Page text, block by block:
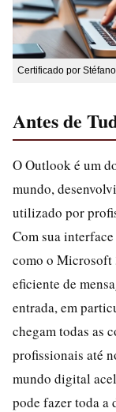
Certificado por
Antes de
O Outlook é um
mundo,
utilizado por
Com sua
como o Microsoft
eficiente de
entrada, em
chegam todas as
profissionais até
mundo digital
pode fazer toda a